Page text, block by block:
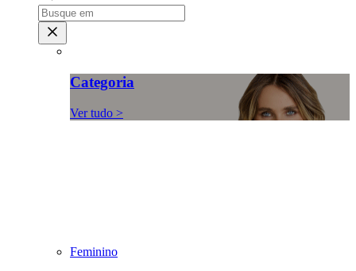
Categoria
Ver tudo >
Feminino